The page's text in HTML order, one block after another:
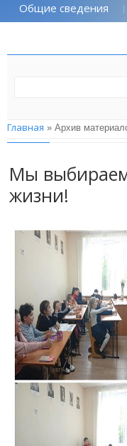
Общие сведения
Главная » Архив
Мы
жизни!